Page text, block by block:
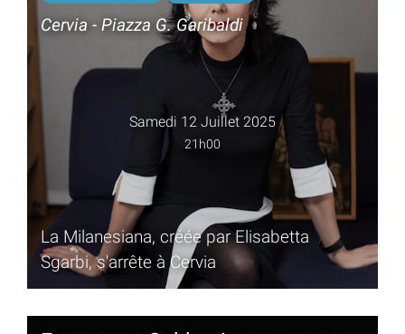
Cervia - Piazza G. Garibaldi
Samedi 12 Juillet 2025
21h00
La Milanesiana, créée par Elisabetta
Sgarbi, s'arrête à Cervia